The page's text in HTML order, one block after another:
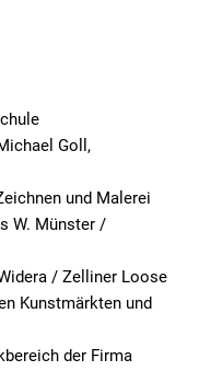
Goll,
und Malerei
W. Münster /
/ Zelliner Loose
Kunstmärkten und
der Firma